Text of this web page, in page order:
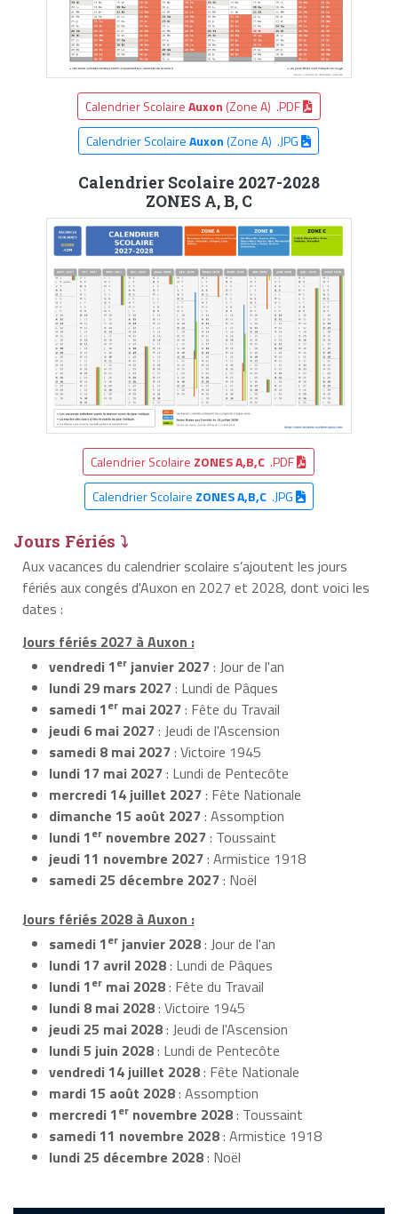
Calendrier ScolaireAuxon (Zone A) .PDF
Calendrier ScolaireAuxon(Zone A) .JPG
Calendrier Scolaire 2027-2028
ZONES A, B, C
Calendrier Scolaire ZONES A,B,C .PDF
Calendrier Scolaire ZONES A,B,C.JPG
Jours Fériés ⤵
Aux vacances du calendrier scolaire s’ajoutent les jours
fériés aux congés d'Auxon en 2027 et 2028, dont voici les
dates :
Jours fériés 2027 à Auxon :
vendredi 1er janvier 2027: Jour de l'an
lundi 29 mars 2027: Lundi de Pâques
samedi 1er mai 2027: Fête du Travail
jeudi 6 mai 2027: Jeudi de l'Ascension
samedi 8 mai 2027: Victoire 1945
lundi 17 mai 2027: Lundi de Pentecôte
mercredi 14 juillet 2027: Fête Nationale
dimanche 15 août 2027: Assomption
lundi 1er novembre 2027: Toussaint
jeudi 11 novembre 2027: Armistice 1918
samedi 25 décembre 2027: Noël
Jours fériés 2028 à Auxon :
samedi 1er janvier 2028: Jour de l'an
lundi 17 avril 2028: Lundi de Pâques
lundi 1er mai 2028: Fête du Travail
lundi 8 mai 2028: Victoire 1945
jeudi 25 mai 2028: Jeudi de l'Ascension
lundi 5 juin 2028: Lundi de Pentecôte
vendredi 14 juillet 2028: Fête Nationale
mardi 15 août 2028: Assomption
mercredi 1er novembre 2028: Toussaint
samedi 11 novembre 2028: Armistice 1918
lundi 25 décembre 2028: Noël